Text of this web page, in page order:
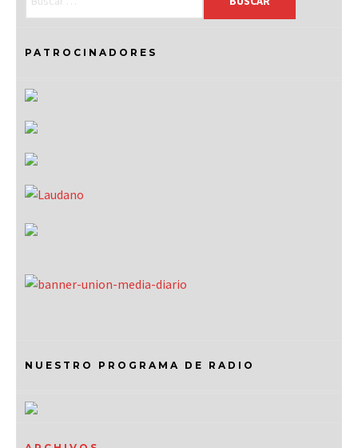
PATROCINADORES
NUESTRO PROGRAMA DE RADIO